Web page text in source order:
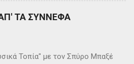
ΤΑ ΣΥΝΝΕΦΑ
Τοπία" με τον Σπύρο Μπαξέ